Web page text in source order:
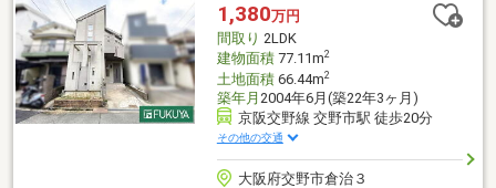
1,380万円
間取り 2LDK
建物面積77.11m2
土地面積66.44m2
築年月 2004年6月(築22年3ヶ月)
京阪交野線 交野市駅 徒歩20分
その他の交通
大阪府交野市倉治３